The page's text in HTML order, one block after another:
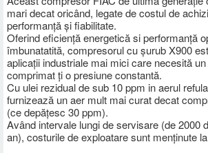
mari decat oricând, legate de costul de
performanță și fiabilitate.
Oferind eficiență energetică si performanță
îmbunatatită, compresorul cu șurub X900
aplicații industriale mai mici care necesită
comprimat ți o presiune constantă.
Cu ulei rezidual de sub 10 ppm in aerul
furnizează un aer mult mai curat decat
(ce depățesc 30 ppm).
Având intervale lungi de servisare (de 2000
an), costurile de exploatare sunt menținute